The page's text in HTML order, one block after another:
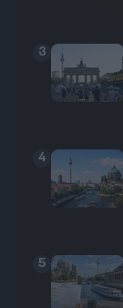
3
4
5